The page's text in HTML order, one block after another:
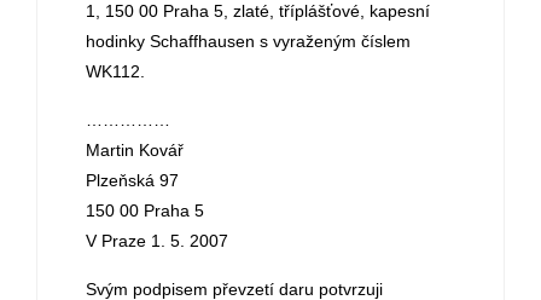
1, 150 00 Praha 5, zlaté, tříplášťové, kapesní
hodinky Schaffhausen s vyraženým číslem
WK112.
Martin Kovář
Plzeňská 97
150 00 Praha 5
V Praze 1. 5. 2007
Svým podpisem převzetí daru potvrzuji